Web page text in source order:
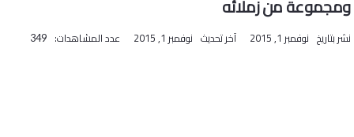
ومجموعة من زملائه
نشر بتاريخ نوفمبر 1, 2015 آخر تحديث نوفمبر 1, 2015 عدد المشاهدات: 349